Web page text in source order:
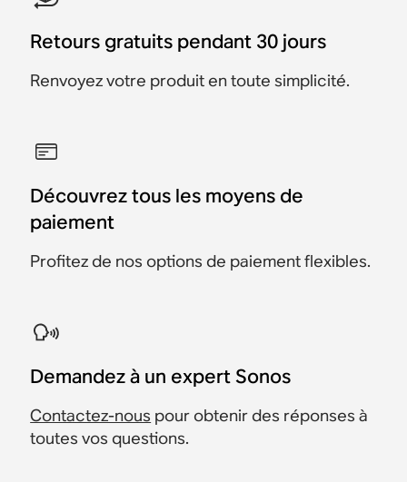
Retours gratuits pendant 30 jours
Renvoyez votre produit en toute simplicité.
Découvrez tous les moyens de
paiement
Profitez de nos options de paiement flexibles.
Demandez à un expert Sonos
Contactez-nous pour obtenir des réponses à
toutes vos questions.